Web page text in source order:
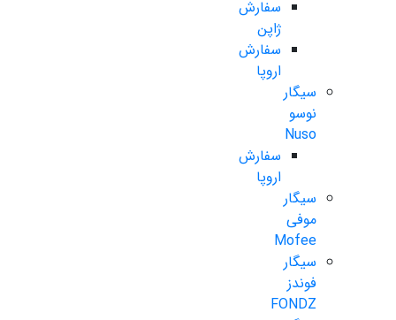
سفارش
ژاپن
سفارش
اروپا
سیگار
نوسو
Nuso
سفارش
اروپا
سیگار
موفی
Mofee
سیگار
فوندز
FONDZ